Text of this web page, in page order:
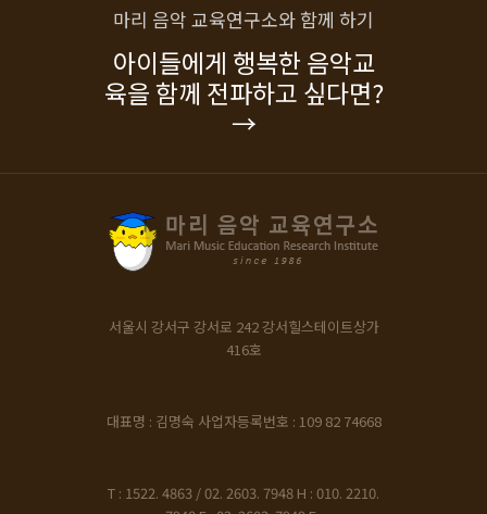
마리 음악 교육연구소와 함께 하기
아이들에게 행복한 음악교
육을 함께 전파하고 싶다면?
→
서울시 강서구 강서로 242강서힐스테이트상가
416호
대표명 : 김명숙 사업자등록번호 : 109 82 74668
T : 1522. 4863 / 02. 2603. 7948 H : 010. 2210.